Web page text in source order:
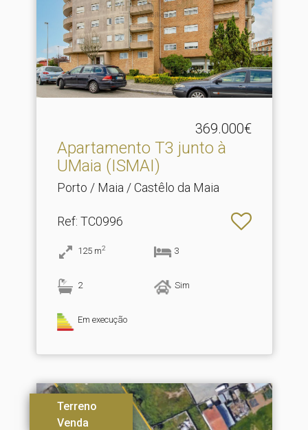
369.000€
Apartamento T3 junto à
UMaia (ISMAI)
Porto / Maia / Castêlo da Maia
Ref: TC0996
125 m2 3
2 Sim
Em execução
Terreno
Venda